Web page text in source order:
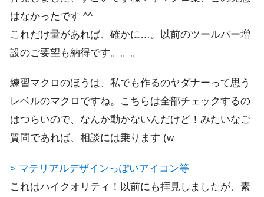
はなかったです ^^
これだけ量があれば、確かに…。以前のツールバー増
設のご要望も納得です。。。
練習マクロのほうは、私でも作るのヤダナーって思う
レベルのマクロですね。こちらは全部チェックするの
はつらいので、なんか動かないんだけど！みたいなご
質問であれば、相談には乗ります (w
> マテリアルデザインっぽいアイコン等
これはハイクオリティ！以前にも拝見しましたが、素